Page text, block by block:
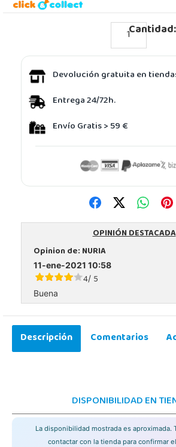
Cantidad:
Devolución gratuita en
Entrega 24/72h.
Envío Gratis > 59 €
OPINIÓN DESTACADA
Opinion de:NURIA
11-ene-2021 10:58
4/ 5
Buena
Descripción Comentarios
DISPONIBILIDAD EN
La disponibilidad mostrada es aproximada.
contactar con la tienda para confirmar